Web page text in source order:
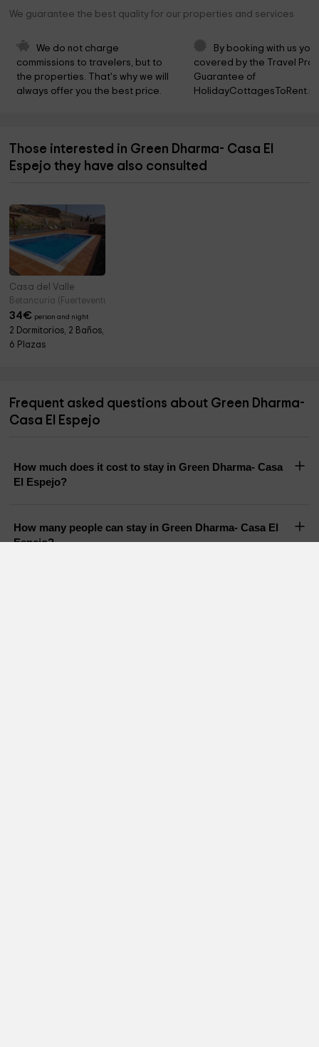
We guarantee the best quality for our properties and services
We do not charge
commissions to travelers, but to
the properties. That's why we will
always offer you the best price.
By booking with us
covered by the Travel
Guarantee of
Those interested in Green Dharma- Casa El
Espejo they have also consulted
Casa del Valle
Betancuria (Fuerteventura)
34€ person and night
2 Dormitorios, 2 Baños,
6 Plazas
Frequent asked questions about Green Dharma-
Casa El Espejo
How much does it cost to stay in Green Dharma- Casa
El Espejo?
How many people can stay in Green Dharma- Casa El
Espejo?